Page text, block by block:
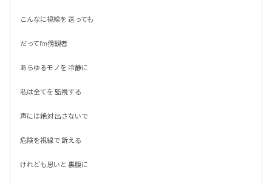
こんなに視線を 送っても
だってI'm傍観者
あらゆるモノを 冷静に
私は全てを 監視する
声には絶対 出さないで
危険を視線で 訴える
けれども思いと 裏腹に